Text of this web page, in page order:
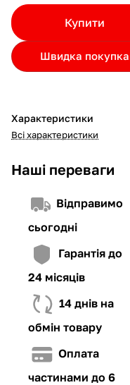
Купити
Швидка покупка
Характеристики
Всі характеристики
Наші переваги
Відправимо
сьогодні
Гарантія до
24 місяців
14 днів на
обмін товару
Оплата
частинами до 6
Якщо ліміт нижчий за
потрібно внести Першим
4. Мати достатньо
та Першого внеску (у